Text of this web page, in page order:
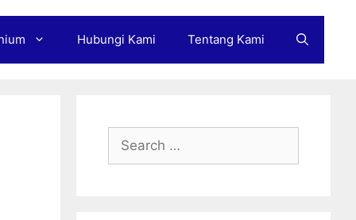
Hubungi Kami Tentang Kami
Search
for: